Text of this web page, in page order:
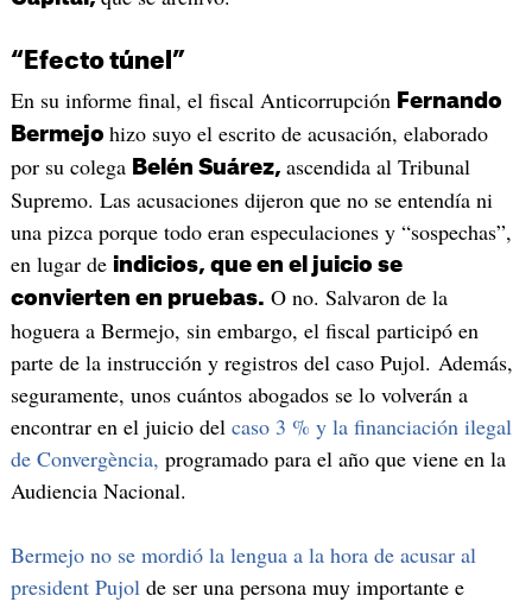
“Efecto túnel”
En su informe final, el fiscal Anticorrupción Fernando
Bermejo hizo suyo el escrito de acusación, elaborado
por su colega Belén Suárez, ascendida al Tribunal
Supremo. Las acusaciones dijeron que no se entendía ni
una pizca porque todo eran especulaciones y “sospechas”,
en lugar de indicios, que en el juicio se
convierten en pruebas. O no. Salvaron de la
hoguera a Bermejo, sin embargo, el fiscal participó en
parte de la instrucción y registros del caso Pujol. Además,
seguramente, unos cuántos abogados se lo volverán a
encontrar en el juicio delcaso 3 % y la financiación ilegal
de Convergència, programado para el año que viene en la
Audiencia Nacional.
Bermejo no se mordió la lengua a la hora de acusar al
president Pujol de ser una persona muy importante e